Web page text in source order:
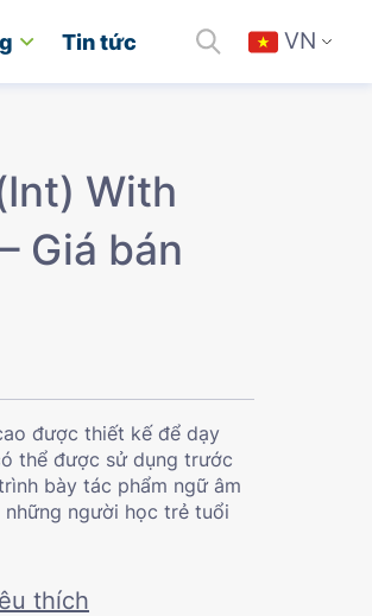
Tin tức VN
With
Giá bán
được thiết kế để dạy
thể được sử dụng trước
bày tác phẩm ngữ âm
người học trẻ tuổi
thích